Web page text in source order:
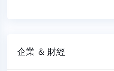
企業 ＆ 財經